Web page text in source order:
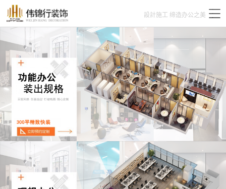
設計施工 缔造办公之美